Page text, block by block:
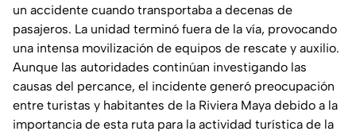
un accidente cuando transportaba a decenas de
pasajeros. La unidad terminó fuera de la vía, provocando
una intensa movilización de equipos de rescate y auxilio.
Aunque las autoridades continúan investigando las
causas del percance, el incidente generó preocupación
entre turistas y habitantes de la Riviera Maya debido a la
importancia de esta ruta para la actividad turística de la